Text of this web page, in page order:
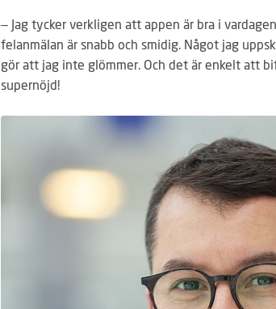
– Jag tycker verkligen att appen är bra i
felanmälan är snabb och smidig. Något jag
gör att jag inte glömmer. Och det är enkelt att
supernöjd!